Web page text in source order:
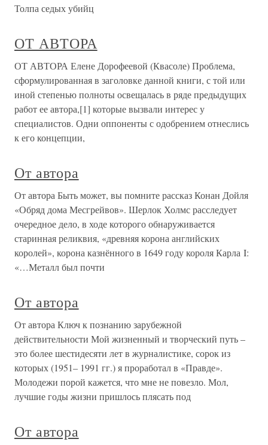
Толпа седых убийц
ОТ АВТОРА
ОТ АВТОРА Елене Дорофеевой (Квасоле) Проблема,
сформулированная в заголовке данной книги, с той или
иной степенью полноты освещалась в ряде предыдущих
работ ее автора,[1] которые вызвали интерес у
специалистов. Одни оппоненты с одобрением отнеслись
к его концепции,
От автора
От автора Быть может, вы помните рассказ Конан Дойля
«Обряд дома Месгрейвов». Шерлок Холмс расследует
очередное дело, в ходе которого обнаруживается
старинная реликвия, «древняя корона английских
королей», корона казнённого в 1649 году короля Карла I:
«…Металл был почти
От автора
От автора Ключ к познанию зарубежной
действительности Мой жизненный и творческий путь –
это более шестидесяти лет в журналистике, сорок из
которых (1951– 1991 гг.) я проработал в «Правде».
Молодежи порой кажется, что мне не повезло. Мол,
лучшие годы жизни пришлось плясать под
От автора